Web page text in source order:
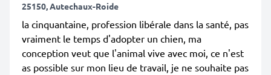
25150, Autechaux-Roide
la cinquantaine, profession libérale dans la santé, pas
vraiment le temps d'adopter un chien, ma
conception veut que l'animal vive avec moi, ce n'est
as possible sur mon lieu de travail, je ne souhaite pas